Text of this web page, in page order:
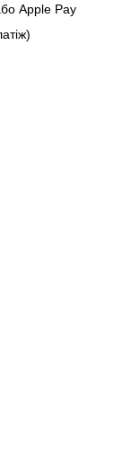
Apple Pay